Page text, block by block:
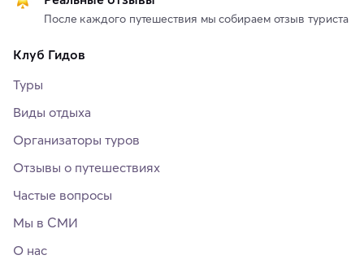
После каждого путешествия мы собираем отзыв туриста
Клуб Гидов
Туры
Виды отдыха
Организаторы туров
Отзывы о путешествиях
Частые вопросы
Мы в СМИ
О нас